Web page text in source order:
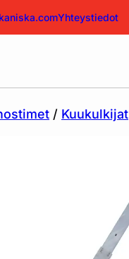
Yhteystiedot
/ Kuukulkijat